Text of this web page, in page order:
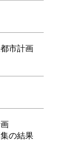
市計画
の結果